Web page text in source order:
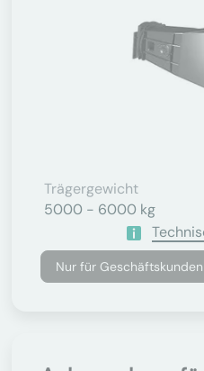
Trägergewicht
5000 - 6000 kg
Nur für Geschäftskunden